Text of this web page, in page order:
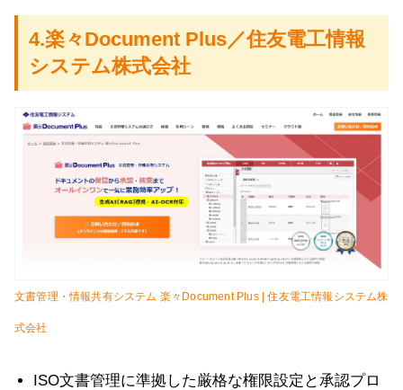
4.楽々Document Plus／住友電工情報
システム株式会社
文書管理・情報共有システム 楽々Document Plus | 住友電工情報システム株
式会社
ISO文書管理に準拠した厳格な権限設定と承認プロ